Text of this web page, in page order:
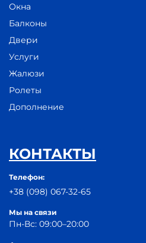
Окна
Балконы
Двери
Услуги
Жалюзи
Ролеты
Дополнение
КОНТАКТЫ
Телефон:
+38 (098) 067-32-65
Мы на связи
Пн-Вс: 09:00–20:00